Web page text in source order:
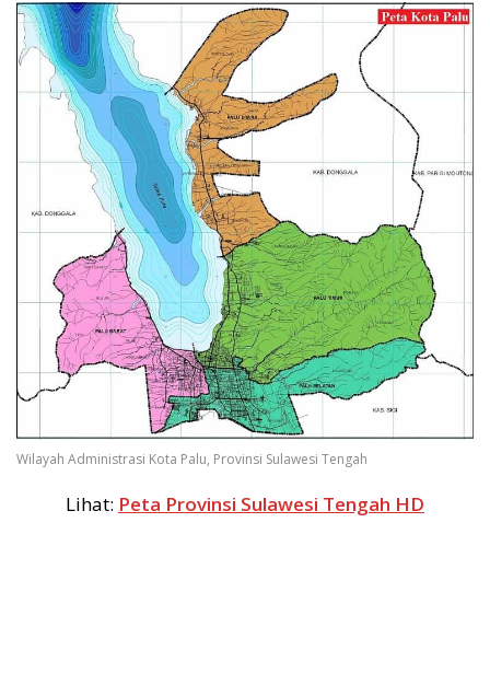
Wilayah Administrasi Kota Palu, Provinsi Sulawesi Tengah
Lihat: Peta Provinsi Sulawesi Tengah HD